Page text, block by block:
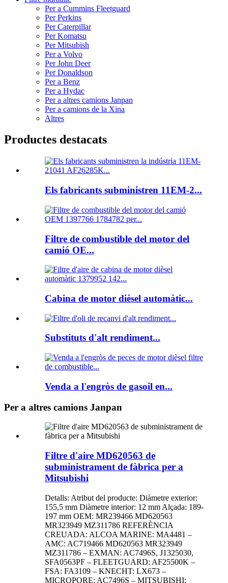
Per a Cummins Fleetguard
Per Perkins
Per Caterpillar
Per Komatsu
Per Mitsubish
Per a Volvo
Per John Deer
Per Donaldson
Per a Benz
Per a Hydac
Per a altres camions Janpan
Per a camions de la Xina
Altres
Productes destacats
Els fabricants subministren 11EM-2...
Filtre de combustible del motor del
camió OE...
Cabina de motor dièsel automàtic...
Substituts d'alt rendiment...
Venda a l'engròs de gasoil en...
Per a altres camions Janpan
Filtre d'aire MD620563 de
subministrament de fàbrica per a
Mitsubishi
Detalls: Atribut del producte: Diàmetre exterior:
155,5 mm Diàmetre interior: 12 mm Alçada: 189-
197 mm OEM: MR239466 MD620563
MR323949 MZ311786 REFERÈNCIA
CREUADA: ALCOA MARINE: MA4481 –
AMC: AC719466 MD620563 MR323949
MZ311786 – EXMAN: AC7496S, J1325030,
SFA0563PF – FLEETGUARD: AF25500K –
FSA: FA3109 – KNECHT: LX673 –
MICROPORE: AC7496S – MITSUBISHI: